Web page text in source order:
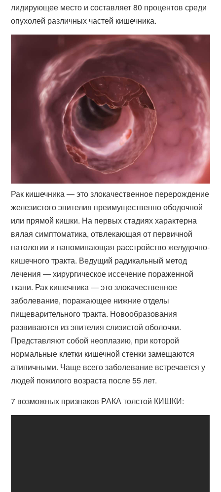
лидирующее место и составляет 80 процентов среди
опухолей различных частей кишечника.
Рак кишечника — это злокачественное перерождение
железистого эпителия преимущественно ободочной
или прямой кишки. На первых стадиях характерна
вялая симптоматика, отвлекающая от первичной
патологии и напоминающая расстройство желудочно-
кишечного тракта. Ведущий радикальный метод
лечения — хирургическое иссечение пораженной
ткани. Рак кишечника — это злокачественное
заболевание, поражающее нижние отделы
пищеварительного тракта. Новообразования
развиваются из эпителия слизистой оболочки.
Представляют собой неоплазию, при которой
нормальные клетки кишечной стенки замещаются
атипичными. Чаще всего заболевание встречается у
людей пожилого возраста после 55 лет.
7 возможных признаков РАКА толстой КИШКИ: